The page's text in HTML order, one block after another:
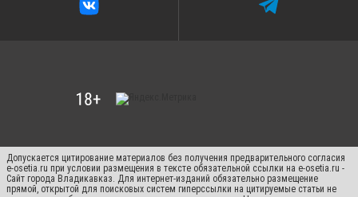
Допускается цитирование материалов без получения предварительного согласия
e-osetia.ru при условии размещения в тексте обязательной ссылки на e-osetia.ru -
Сайт города Владикавказ. Для интернет-изданий обязательно размещение
прямой, открытой для поисковых систем гиперссылки на цитируемые статьи не